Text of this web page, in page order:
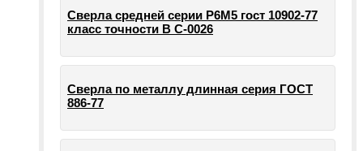
Сверла средней серии Р6М5 гост 10902-77
класс точности В С-0026
Сверла по металлу длинная серия ГОСТ
886-77